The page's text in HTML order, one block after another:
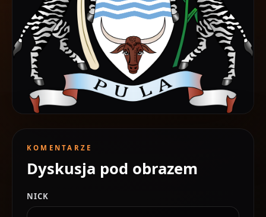
KOMENTARZE
Dyskusja pod obrazem
NICK